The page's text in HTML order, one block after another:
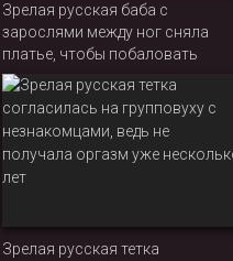
Зрелая русская баба с
зарослями между ног сняла
платье, чтобы побаловать
ухажера мастурбацией
Зрелая русская тетка